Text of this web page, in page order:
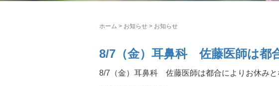
ホーム > お知らせ > お知らせ
8/7（金）耳鼻科 佐藤医師は都
8/7（金）耳鼻科 佐藤医師は都合によりお休み